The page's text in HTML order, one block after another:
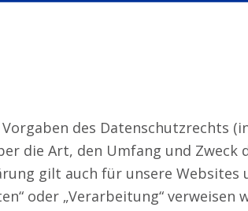
des Datenschutzrechts
die Art, den Umfang und
gilt auch für unsere Websites
oder „Verarbeitung“ verweisen